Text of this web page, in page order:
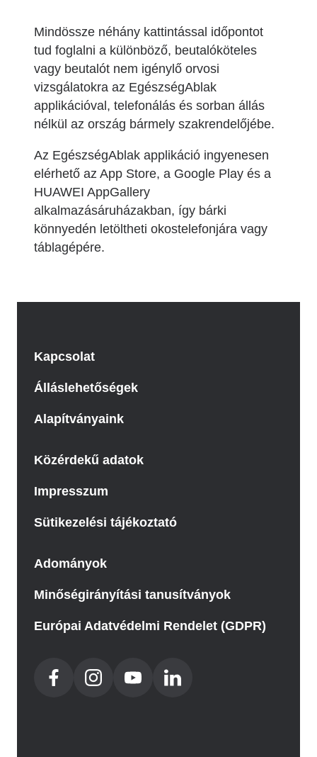
Mindössze néhány kattintással időpontot
tud foglalni a különböző, beutalóköteles
vagy beutalót nem igénylő orvosi
vizsgálatokra az EgészségAblak
applikációval, telefonálás és sorban állás
nélkül az ország bármely szakrendelőjébe.
Az EgészségAblak applikáció ingyenesen
elérhető az App Store, a Google Play és a
HUAWEI AppGallery
alkalmazásáruházakban, így bárki
könnyedén letöltheti okostelefonjára vagy
táblagépére.
Kapcsolat
Álláslehetőségek
Alapítványaink
Közérdekű adatok
Impresszum
Sütikezelési tájékoztató
Adományok
Minőségirányítási tanusítványok
Európai Adatvédelmi Rendelet (GDPR)